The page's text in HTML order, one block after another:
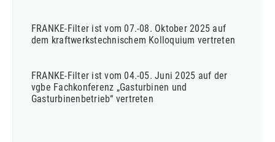
FRANKE-Filter ist vom 07.-08. Oktober 2025 auf
dem kraftwerkstechnischem Kolloquium vertreten
FRANKE-Filter ist vom 04.-05. Juni 2025 auf der
vgbe Fachkonferenz „Gasturbinen und
Gasturbinenbetrieb“ vertreten